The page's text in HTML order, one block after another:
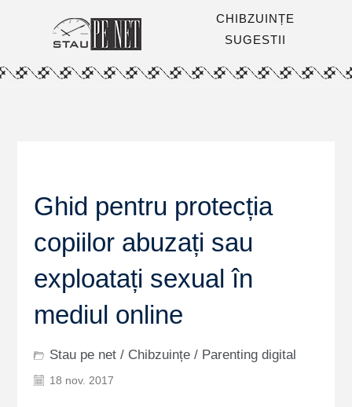
CHIBZUINȚE
SUGESTII
Ghid pentru protecția
copiilor abuzați sau
exploatați sexual în
mediul online
Stau pe net/ Chibzuințe/ Parenting digital
18 nov. 2017